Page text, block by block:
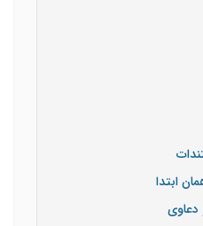
ابتدا
دعاوی